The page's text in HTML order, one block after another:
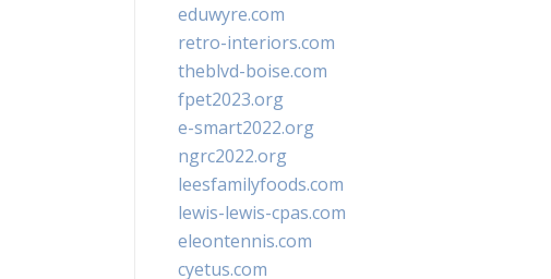
eduwyre.com
retro-interiors.com
theblvd-boise.com
fpet2023.org
e-smart2022.org
ngrc2022.org
leesfamilyfoods.com
lewis-lewis-cpas.com
eleontennis.com
cyetus.com